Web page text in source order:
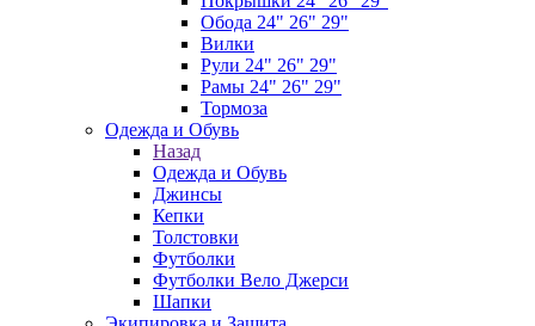
Обода 24" 26" 29"
Вилки
Рули 24" 26" 29"
Рамы 24" 26" 29"
Тормоза
Одежда и Обувь
Назад
Одежда и Обувь
Джинсы
Кепки
Толстовки
Футболки
Футболки Вело Джерси
Шапки